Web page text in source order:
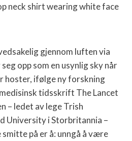
gjennom luften via
opp som en usynlig sky når
hoster, ifølge ny forskning
tidsskrift The Lancet
– ledet av lege Trish
University i Storbritannia –
på er å: unngå å være